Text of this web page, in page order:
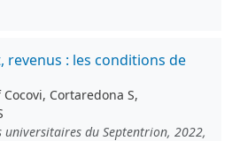
revenus : les conditions de
Cortaredona S,
universitaires du Septentrion, 2022,